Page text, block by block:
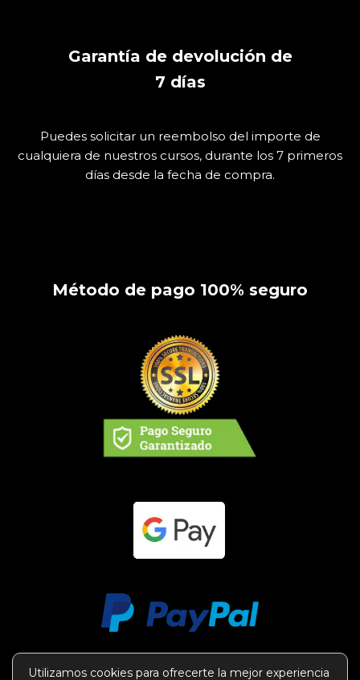
Garantía de devolución de
7 días
Puedes solicitar un reembolso del importe de
cualquiera de nuestros cursos, durante los 7 primeros
días desde la fecha de compra.
Método de pago 100% seguro
Utilizamos cookies para ofrecerte la mejor experiencia